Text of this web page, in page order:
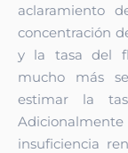
aclaramiento
concentración
y la tasa del
mucho más
estimar la
insuficiencia